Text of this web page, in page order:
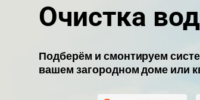
Очистка
Подберём и смонтируем
вашем загородном доме или